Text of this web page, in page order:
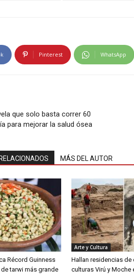
Pinterest WhatsApp
que solo basta correr 60
para mejorar la salud ósea
MÁS DEL AUTOR
Récord Guinness
tarwi más grande
Arte y Cultura
Hallan residencias de
culturas Virú y Moche